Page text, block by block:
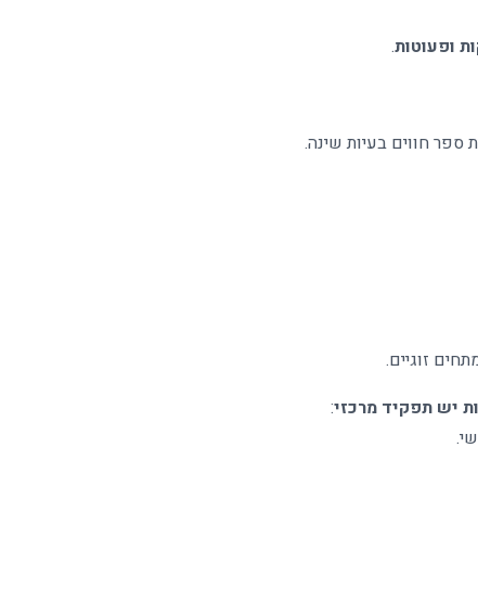
ופעוטות.
מגיל ינקות ועד גיל בית ספר חווים בעיות שינה.
זוגיים.
יש תפקיד מרכזי:
.